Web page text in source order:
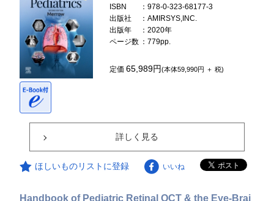
ISBN
：978-0-323-68177-3
出版社
：AMIRSYS,INC.
出版年
：2020年
ページ数 ：779pp.
定価65,989円(本体59,990円 ＋ 税)
詳しく見る
ほしいものリストに登録 いいね
Handbook of Pediatric Retinal OCT & the Eye-Brai